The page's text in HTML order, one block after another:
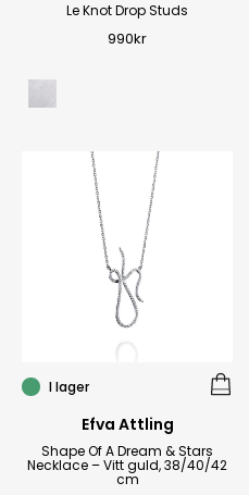
Le Knot Drop Studs
990kr
I lager
Efva Attling
Shape Of A Dream & Stars
Necklace – Vitt guld, 38/40/42
cm